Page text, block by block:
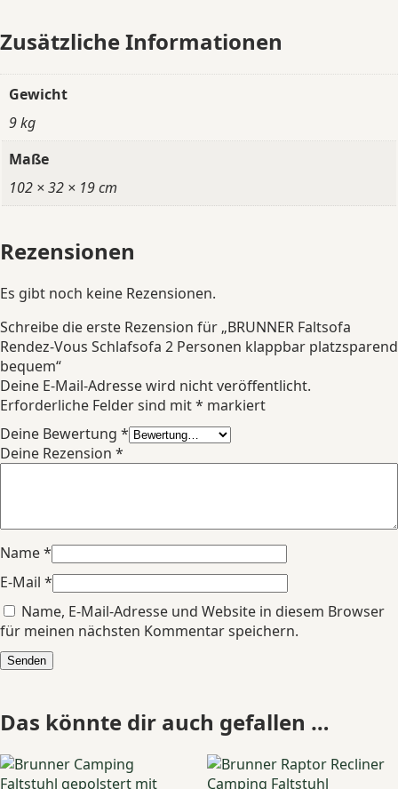
Zusätzliche Informationen
Gewicht
9 kg
Maße
102 × 32 × 19 cm
Rezensionen
Es gibt noch keine Rezensionen.
Schreibe die erste Rezension für „BRUNNER Faltsofa
Rendez-Vous Schlafsofa 2 Personen klappbar platzsparend
bequem“
Deine E-Mail-Adresse wird nicht veröffentlicht.
Erforderliche Felder sind mit* markiert
Deine Bewertung *
Deine Rezension *
Name*
E-Mail *
Name, E-Mail-Adresse und Website in diesem Browser
für meinen nächsten Kommentar speichern.
Das könnte dir auch gefallen …